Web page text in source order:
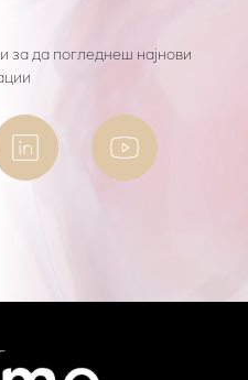
за да погледнеш најнови